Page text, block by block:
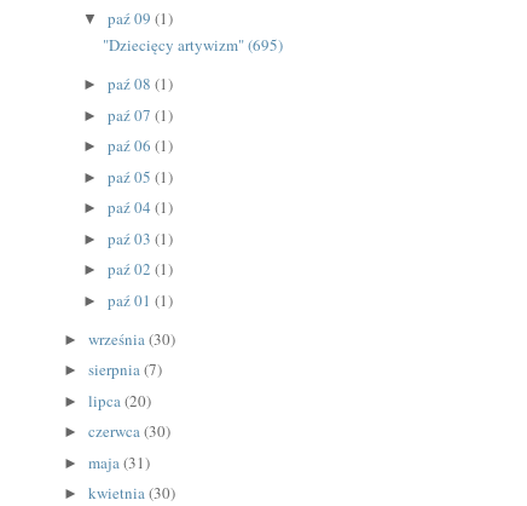
▼ paź 09 (1)
"Dziecięcy artywizm" (695)
► paź 08 (1)
► paź 07 (1)
► paź 06 (1)
► paź 05 (1)
► paź 04 (1)
► paź 03 (1)
► paź 02 (1)
► paź 01 (1)
►września(30)
►sierpnia(7)
►lipca(20)
►czerwca(30)
►maja(31)
►kwietnia(30)